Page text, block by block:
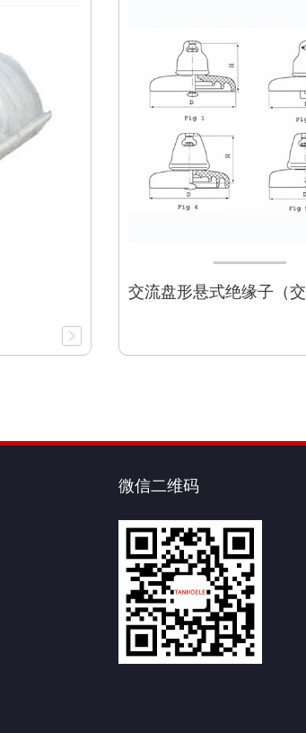
交流盘形悬式绝缘子（
微信二维码